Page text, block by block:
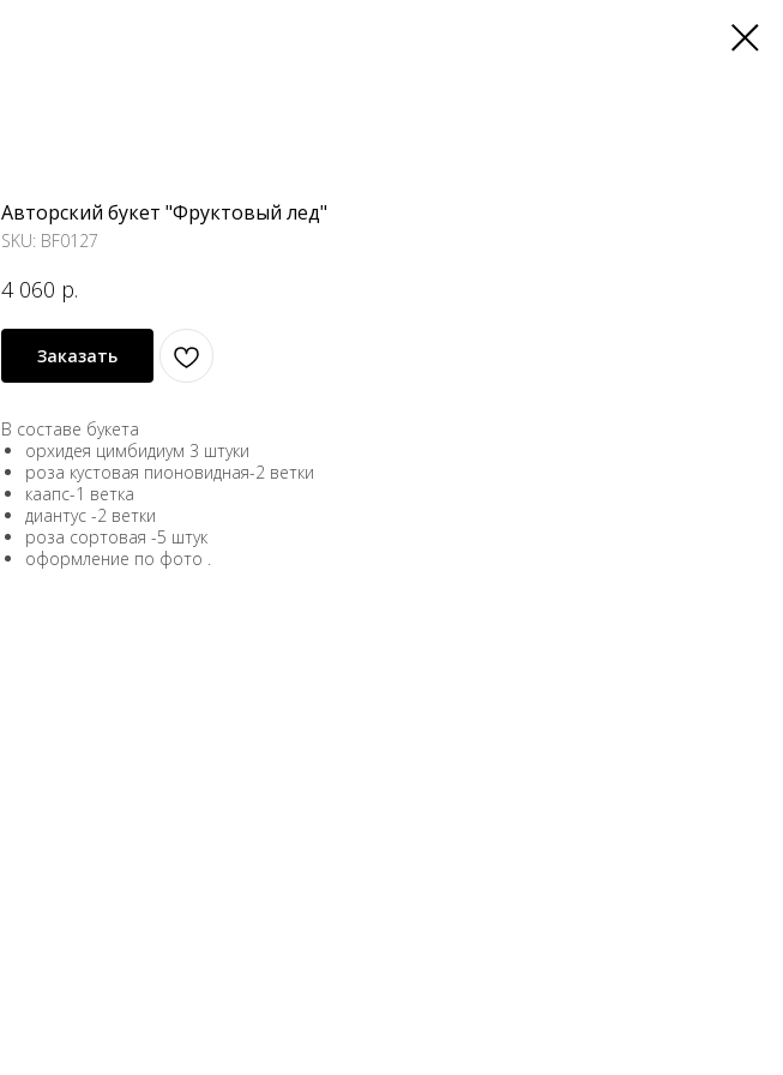
Авторский букет "Фруктовый лед"
SKU: BF0127
4 060 р.
Заказать
В составе букета
орхидея цимбидиум 3 штуки
роза кустовая пионовидная-2 ветки
каапс-1 ветка
диантус -2 ветки
роза сортовая -5 штук
оформление по фото .